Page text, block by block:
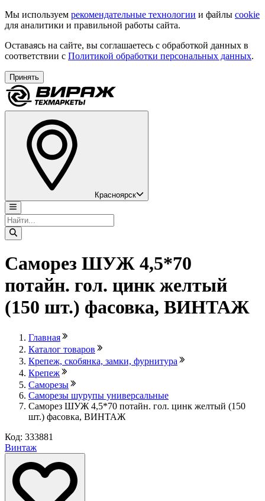
Мы используем рекомендательные технологии и файлы cookie
для аналитики и правильной работы сайта.
Оставаясь на сайте, вы соглашаетесь с обработкой данных в
соответствии с Политикой обработки персональных данных.
Принять
Красноярск
Саморез ШУЖ 4,5*70
потайн. гол. цинк желтый
(150 шт.) фасовка, ВИНТАЖ
Главная
Каталог товаров
Крепеж, скобянка, замки, фурнитура
Крепеж
Саморезы
Саморезы шурупы универсальные
Саморез ШУЖ 4,5*70 потайн. гол. цинк желтый (150
шт.) фасовка, ВИНТАЖ
Код: 333881
Винтаж